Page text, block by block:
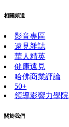
相關頻道
影音專區
遠見雜誌
華人精英
健康遠見
哈佛商業評論
50+
領導影響力學院
關於我們